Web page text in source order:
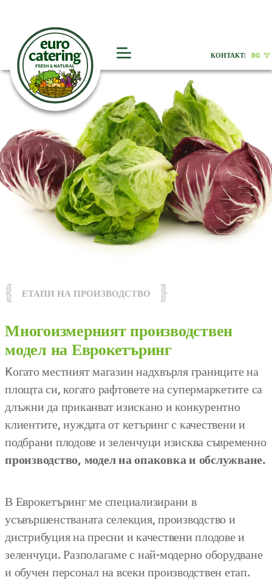
КОНТАКТ| BG
ЕТАПИ НА ПРОИЗВОДСТВО
Многоизмерният производствен
модел на Еврокетъринг
Kогато местният магазин надхвърля границите на
площта си, когато рафтовете на супермаркетите са
длъжни да приканват изискано и конкурентно
клиентите, нуждата от кетъринг с качествени и
подбрани плодове и зеленчуци изисква съвременно
производство, модел на опаковка и обслужване.
В Еврокетъринг ме специализирани в
усъвършенстваната селекция, производство и
дистрибуция на пресни и качествени плодове и
зеленчуци. Разполагаме с най-модерно оборудване
и обучен персонал на всеки производствен етап.